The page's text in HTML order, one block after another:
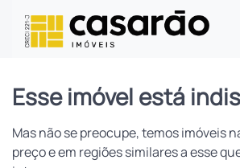
Esse imóvel está
Mas não se preocupe, temos imóveis
preço e em regiões similares a esse